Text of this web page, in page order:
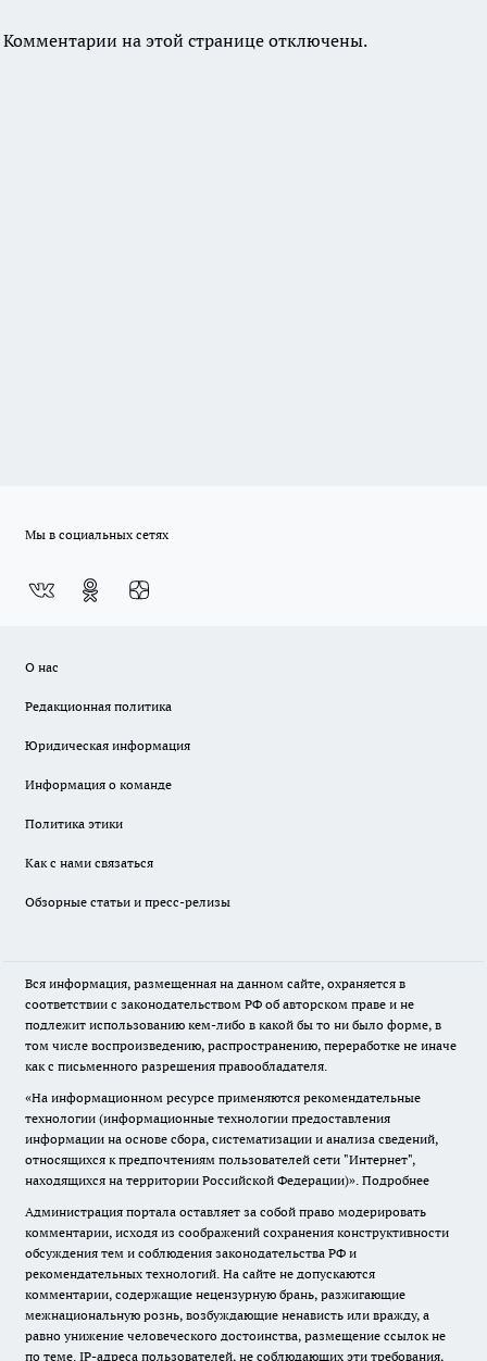
Комментарии на этой странице отключены.
Мы в социальных сетях
О нас
Редакционная политика
Юридическая информация
Информация о команде
Политика этики
Как с нами связаться
Обзорные статьи и пресс-релизы
Вся информация, размещенная на данном сайте, охраняется в
соответствии с законодательством РФ об авторском праве и не
подлежит использованию кем-либо в какой бы то ни было форме, в
том числе воспроизведению, распространению, переработке не иначе
как с письменного разрешения правообладателя.
«На информационном ресурсе применяются рекомендательные
технологии (информационные технологии предоставления
информации на основе сбора, систематизации и анализа сведений,
относящихся к предпочтениям пользователей сети "Интернет",
находящихся на территории Российской Федерации)». Подробнее
Администрация портала оставляет за собой право модерировать
комментарии, исходя из соображений сохранения конструктивности
обсуждения тем и соблюдения законодательства РФ и
рекомендательных технологий. На сайте не допускаются
комментарии, содержащие нецензурную брань, разжигающие
межнациональную рознь, возбуждающие ненависть или вражду, а
равно унижение человеческого достоинства, размещение ссылок не
по теме. IP-адреса пользователей, не соблюдающих эти требования,